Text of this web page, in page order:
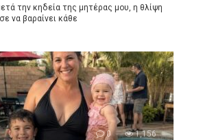
την κηδεία της μητέρας μου, η θλίψη
να βαραίνει κάθε
0 1,156